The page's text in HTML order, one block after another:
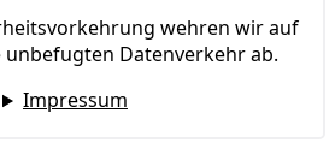
wehren wir auf
unbefugten Datenverkehr ab.
Impressum